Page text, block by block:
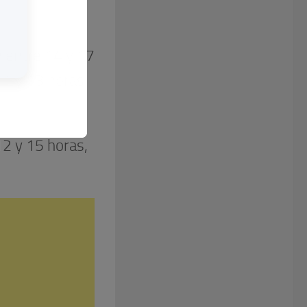
entre 14 y 17
y 15 horas,